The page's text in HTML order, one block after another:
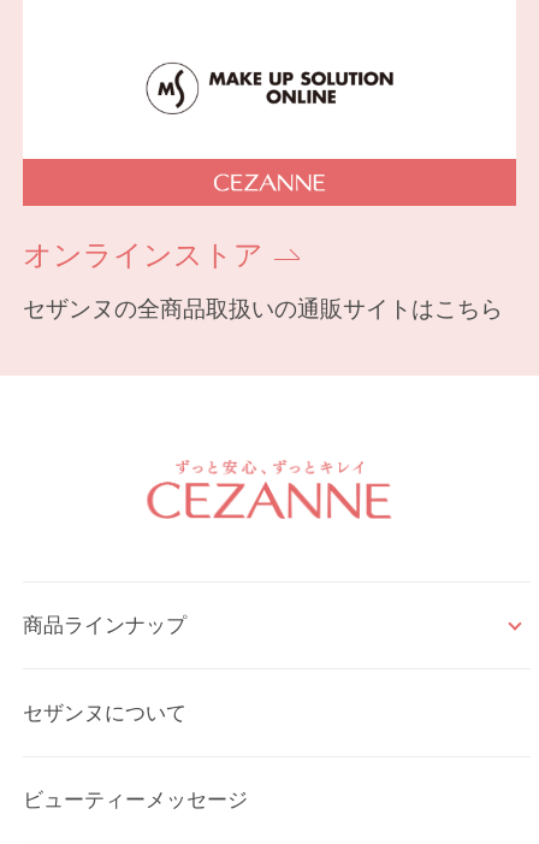
オンラインストア
セザンヌの全商品取扱いの通販サイトはこちら
商品ラインナップ
セザンヌについて
ビューティーメッセージ